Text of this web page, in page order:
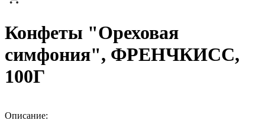
Конфеты "Ореховая
симфония", ФРЕНЧКИСС,
100Г
Описание: